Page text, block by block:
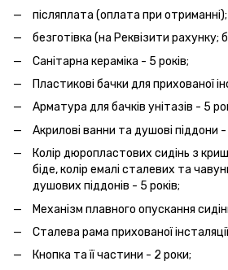
післяплата (оплата при отриманні);
безготівка (на Реквізити рахунку;
Санітарна кераміка - 5 років;
Пластикові бачки для прихованої
Арматура для бачків унітазів - 5
Акрилові ванни та душові піддони -
Колір дюропластових сидінь з
біде, колір емалі сталевих та
душових піддонів - 5 років;
Механізм плавного опускання
Сталева рама прихованої
Кнопка та її частини - 2 роки;